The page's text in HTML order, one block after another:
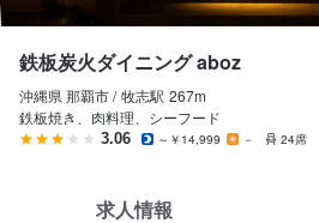
気になる求人
検索履歴・保存した条件
応募履歴
鉄板炭火ダイニング aboz
沖縄県 那覇市 / 牧志駅 267m
鉄板焼き、肉料理、シーフード
3.06 ～￥14,999 － 24席
求人情報